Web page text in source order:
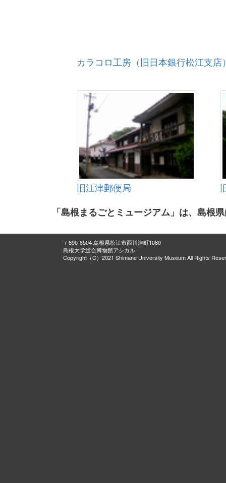
カラコロ工房（旧日本銀行松江支店
旧江津郵便局
「島根まるごとミュージアム」は、島根
〒690-8504 島根県松江市西川津町1060
島根大学総合博物館アシカル
Copyright（C）2021 Shimane University Museum All Rights